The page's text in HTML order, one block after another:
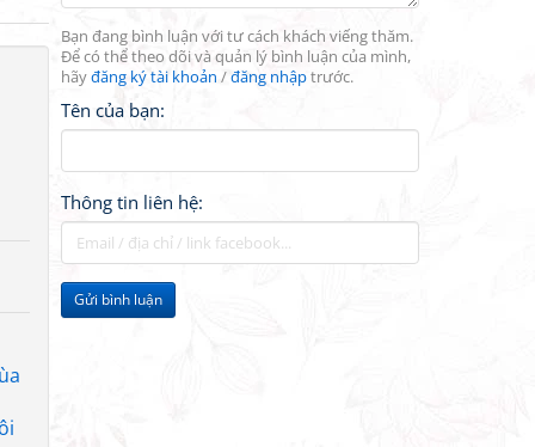
Bạn đang bình luận với tư cách khách viếng thăm.
Để có thể theo dõi và quản lý bình luận của mình,
hãyđăng ký tài khoản /đăng nhậptrước.
Tên của bạn:
Thông tin liên hệ:
Gửi bình luận